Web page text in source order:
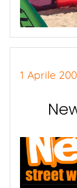
1 Aprile